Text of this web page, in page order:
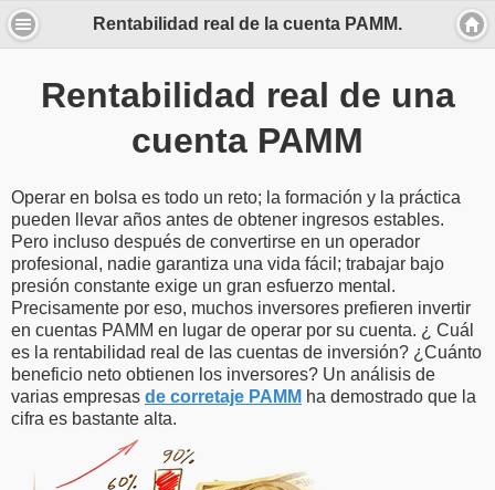
Rentabilidad real de la cuenta PAMM.
Rentabilidad real de una
cuenta PAMM
Operar en bolsa es todo un reto; la formación y la práctica
pueden llevar años antes de obtener ingresos estables.
Pero incluso después de convertirse en un operador
profesional, nadie garantiza una vida fácil; trabajar bajo
presión constante exige un gran esfuerzo mental.
Precisamente por eso, muchos inversores prefieren invertir
en cuentas PAMM en lugar de operar por su cuenta. ¿ Cuál
es la rentabilidad real de las cuentas de inversión? ¿Cuánto
beneficio neto obtienen los inversores? Un análisis de
varias empresas de corretaje PAMM ha demostrado que la
cifra es bastante alta.